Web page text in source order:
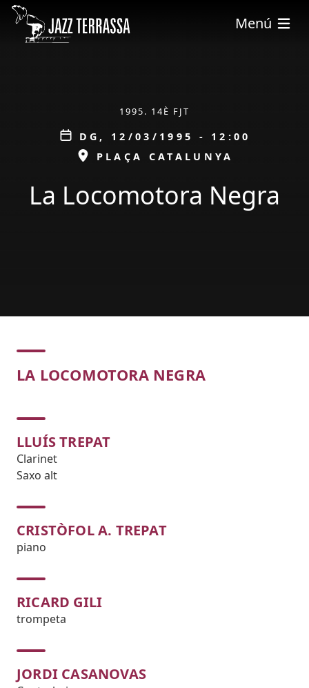
Vés al contingut
Menú
1995. 14È FJT
Data
DG, 12/03/1995 - 12:00
ESPAI
PLAÇA CATALUNYA
La Locomotora Negra
Concert
LA LOCOMOTORA NEGRA
LLUÍS TREPAT
Clarinet
Saxo alt
CRISTÒFOL A. TREPAT
piano
RICARD GILI
trompeta
JORDI CASANOVAS